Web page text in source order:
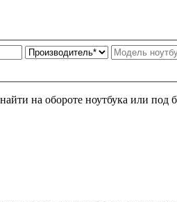
на обороте ноутбука или под